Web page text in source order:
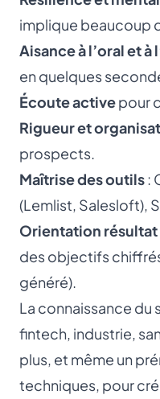
implique beaucoup
Aisance à l’oral et à
en quelques
Écoute activepour
Rigueur et
prospects.
Maîtrise des outils:
(Lemlist, Salesloft),
Orientation résultat
des objectifs
généré).
La connaissance du
fintech, industrie,
plus, et même un
techniques, pour